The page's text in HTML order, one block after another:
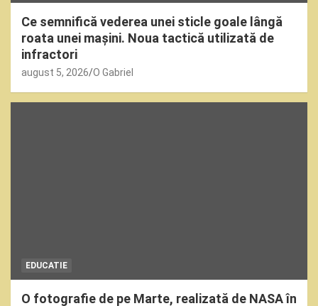
Ce semnifică vederea unei sticle goale lângă
roata unei mașini. Noua tactică utilizată de
infractori
august 5, 2026 O Gabriel
EDUCATIE
O fotografie de pe Marte, realizată de NASA în